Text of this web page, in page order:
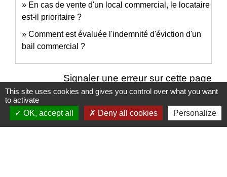
En cas de vente d'un local commercial, le locataire
est-il prioritaire ?
Comment est évaluée l'indemnité d'éviction d'un
bail commercial ?
Signaler une erreur sur cette page
This site uses cookies and gives you control over what you want
to activate
OK, accept all
Deny all cookies Personalize